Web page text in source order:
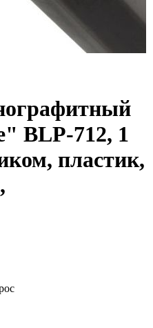
BLP-712, 1
пластик,